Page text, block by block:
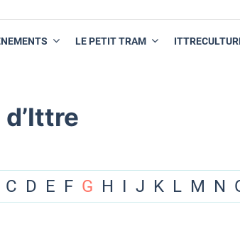
LE PETIT TRAM
C D E F G H I J K L M N